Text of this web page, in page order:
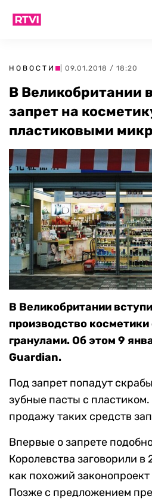
НОВОСТИ | 09.01.2018 / 18:20
В Великобритании
запрет на
пластиковыми
В Великобритании
производство
гранулами. Об этом 9
Guardian.
Под запрет попадут
зубные пасты с
продажу таких средств
Впервые о запрете
Королевства заговорили в
как похожий
Позже с предложением